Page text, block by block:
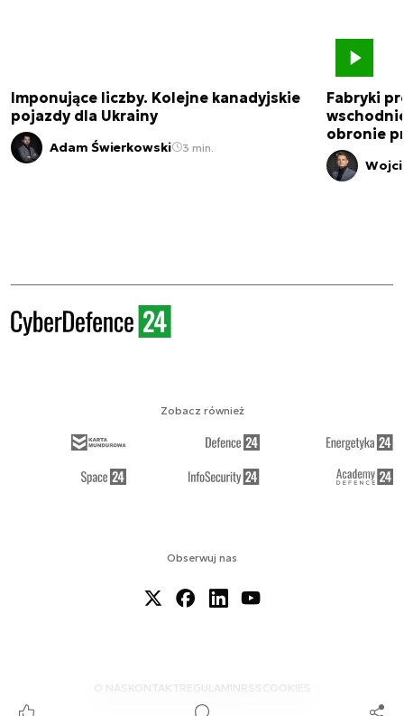
Imponujące liczby. Kolejne kanadyjskie
pojazdy dla Ukrainy
Adam Świerkowski 3 min.
Fabryki
obronie
Obserwuj nas
O NAS KONTAKTREGULAMINRSS COOKIES
Zobacz również